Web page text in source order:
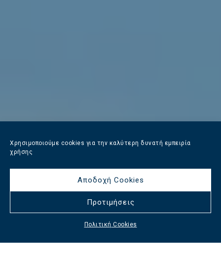
Χρησιμοποιούμε cookies για την καλύτερη δυνατή εμπειρία
χρήσης
Αποδοχή Cookies
Προτιμήσεις
Πολιτική Cookies